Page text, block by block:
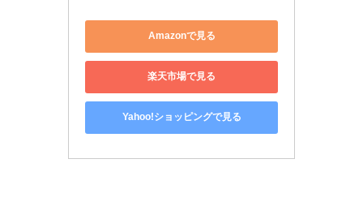
Amazonで見る
楽天市場で見る
Yahoo!ショッピングで見る